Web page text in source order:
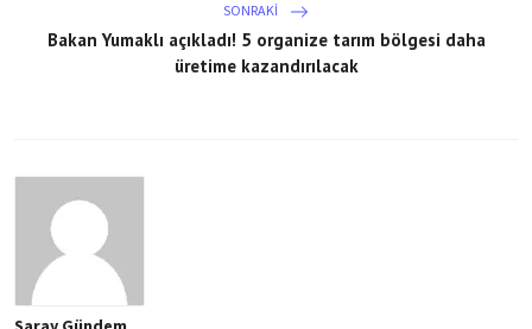
SONRAKI
Bakan Yumaklı açıkladı! 5 organize tarım bölgesi daha
üretime kazandırılacak